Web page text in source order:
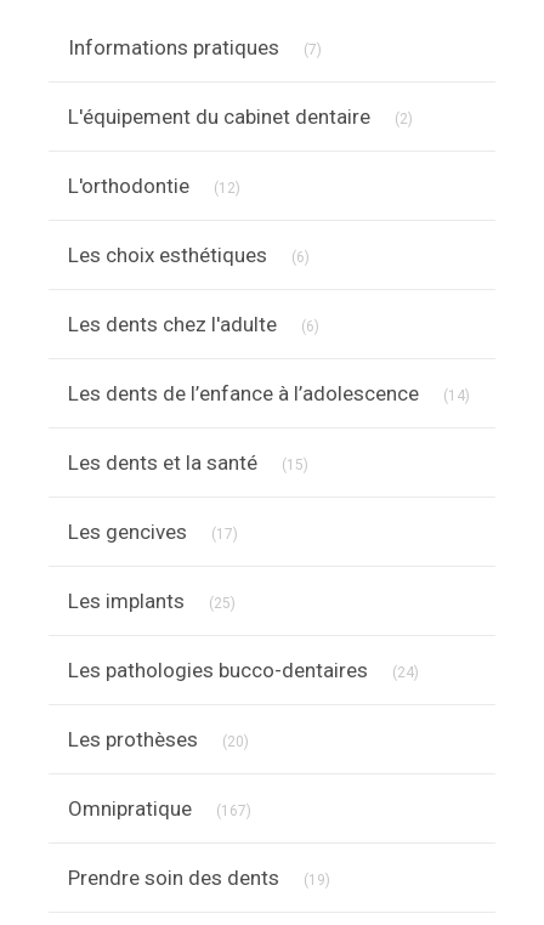
Informations pratiques (7)
L'équipement du cabinet dentaire (2)
L'orthodontie (12)
Les choix esthétiques (6)
Les dents chez l'adulte (6)
Les dents de l’enfance à l’adolescence (14)
Les dents et la santé (15)
Les gencives (17)
Les implants (25)
Les pathologies bucco-dentaires (24)
Les prothèses (20)
Omnipratique (167)
Prendre soin des dents (19)